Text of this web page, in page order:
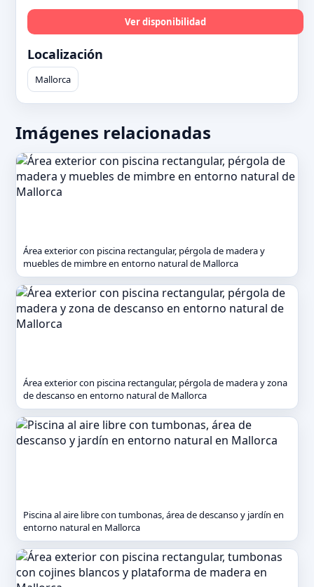
Ver disponibilidad
Localización
Mallorca
Imágenes relacionadas
Área exterior con piscina rectangular, pérgola de madera y
muebles de mimbre en entorno natural de Mallorca
Área exterior con piscina rectangular, pérgola de madera y zona
de descanso en entorno natural de Mallorca
Piscina al aire libre con tumbonas, área de descanso y jardín en
entorno natural en Mallorca